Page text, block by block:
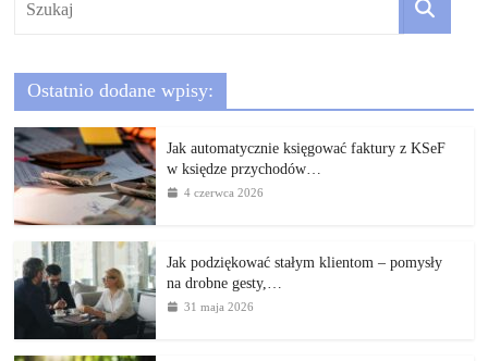
Ostatnio dodane wpisy:
Jak automatycznie księgować faktury z KSeF
w księdze przychodów…
4 czerwca 2026
Jak podziękować stałym klientom – pomysły
na drobne gesty,…
31 maja 2026